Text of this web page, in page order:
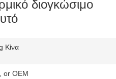
διογκώσιμο
Κίνα
or OEM